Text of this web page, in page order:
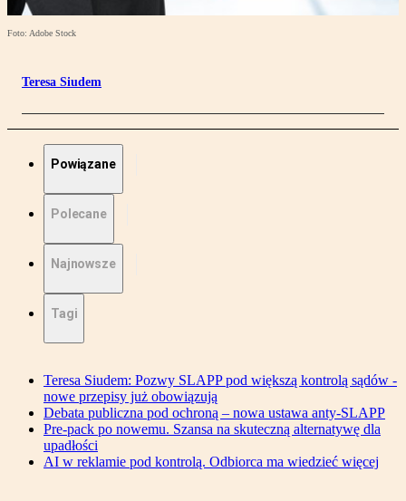
Foto: Adobe Stock
Teresa Siudem
Powiązane
Polecane
Najnowsze
Tagi
Teresa Siudem: Pozwy SLAPP pod większą kontrolą sądów -
nowe przepisy już obowiązują
Debata publiczna pod ochroną – nowa ustawa anty-SLAPP
Pre-pack po nowemu. Szansa na skuteczną alternatywę dla
upadłości
AI w reklamie pod kontrolą. Odbiorca ma wiedzieć więcej